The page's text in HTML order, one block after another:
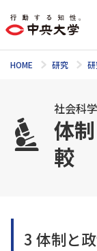
HOME 研究
社会科
体
較
3 体制と